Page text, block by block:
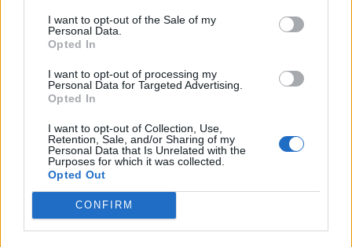
I want to opt-out of the Sale of my
Personal Data.
Opted In
I want to opt-out of processing my
Personal Data for Targeted Advertising.
Opted In
I want to opt-out of Collection, Use,
Retention, Sale, and/or Sharing of my
Personal Data that Is Unrelated with the
Purposes for which it was collected.
Opted Out
CONFIRM
NUOTO
Team Insubrika, storico terzo posto
ai campionati italiani Master di
Riccione